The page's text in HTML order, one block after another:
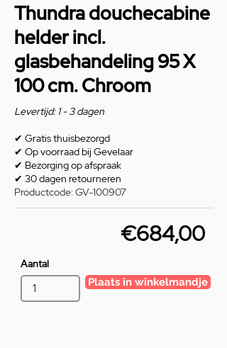
Thundra douchecabine
helder incl.
glasbehandeling 95 X
100 cm. Chroom
Levertijd: 1 - 3 dagen
✔ Gratis thuisbezorgd
✔ Op voorraad bij Gevelaar
✔ Bezorging op afspraak
✔ 30 dagen retourneren
Productcode: GV-100907
€684,00
Aantal
Plaats in winkelmandje